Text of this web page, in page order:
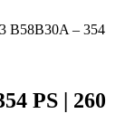
B58B30A – 354
PS | 260